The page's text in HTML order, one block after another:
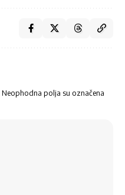
Neophodna polja su označena